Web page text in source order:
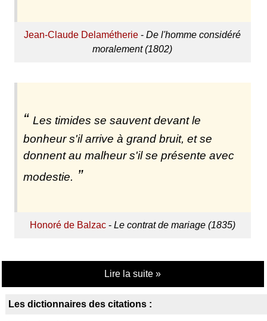
Jean-Claude Delamétherie -De l'homme considéré
moralement (1802)
Les timides se sauvent devant le
bonheur s'il arrive à grand bruit, et se
donnent au malheur s'il se présente avec
modestie.
Honoré de Balzac- Le contrat de mariage (1835)
Lire la suite »
Les dictionnaires des citations :